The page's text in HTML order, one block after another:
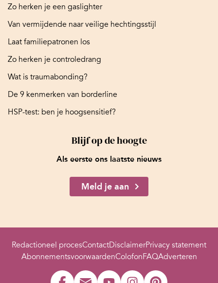
Zo herken je een gaslighter
Van vermijdende naar veilige hechtingsstijl
Laat familiepatronen los
Zo herken je controledrang
Wat is traumabonding?
De 9 kenmerken van borderline
HSP-test: ben je hoogsensitief?
Blijf op de hoogte
Als eerste ons laatste nieuws
Meld je aan
Redactioneel procesContactDisclaimerPrivacy statement
AbonnementsvoorwaardenColofonFAQAdverteren